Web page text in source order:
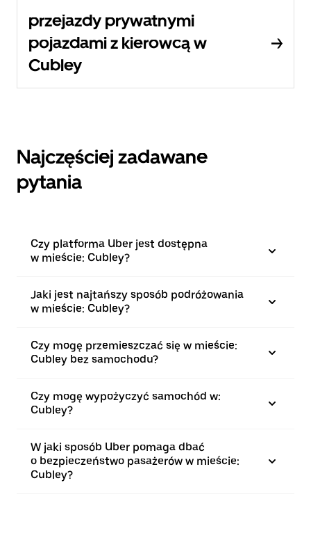
przejazdy prywatnymi
pojazdami z kierowcą w
Cubley
Najczęściej zadawane
pytania
Czy platforma Uber jest dostępna
w mieście: Cubley?
Jaki jest najtańszy sposób podróżowania
w mieście: Cubley?
Czy mogę przemieszczać się w mieście:
Cubley bez samochodu?
Czy mogę wypożyczyć samochód w:
Cubley?
W jaki sposób Uber pomaga dbać
o bezpieczeństwo pasażerów w mieście:
Cubley?